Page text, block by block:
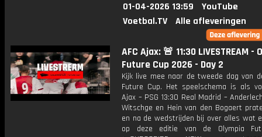
01-04-2026 13:59
YouTube
Voetbal.TV
Alle afleveringen
AFC Ajax: 🚨 11:30 LIVESTREAM -
Future Cup 2026 - Day 2
Kijk live mee naar de tweede dag van
Future Cup. Het speelschema is als
Ajax – PSG 13:30 Real Madrid –
Witschge en Hein van den Bogaert
en na de wedstrijden bij over alles wat
op deze editie van de Olympia